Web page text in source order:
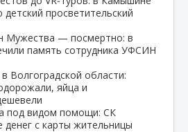
просветительский
Мужества — посмертно: в
память сотрудника УФСИН
Волгоградской области:
яйца и
под видом помощи: СК
денег с карты жительницы